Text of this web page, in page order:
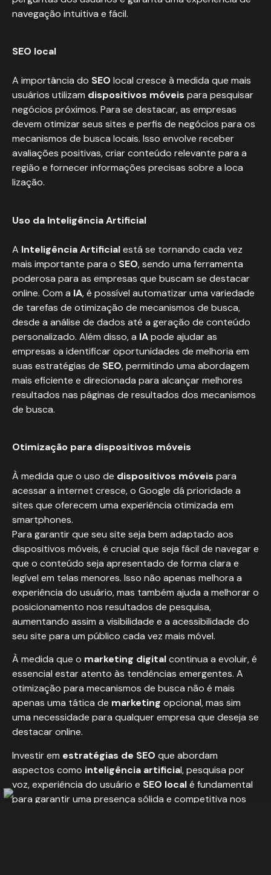
navegação intuitiva e fácil.
SEO local
A importância do SEO local cresce à medida que mais
usuários utilizam dispositivos móveis para pesquisar
negócios próximos. Para se destacar, as empresas
devem otimizar seus sites e perfis de negócios para os
mecanismos de busca locais. Isso envolve receber
avaliações positivas, criar conteúdo relevante para a
região e fornecer informações precisas sobre a loca
lização.
Uso da Inteligência Artificial
A Inteligência Artificialestá se tornando cada vez
mais importante para o SEO, sendo uma ferramenta
poderosa para as empresas que buscam se destacar
online. Com a IA, é possível automatizar uma variedade
de tarefas de otimização de mecanismos de busca,
desde a análise de dados até a geração de conteúdo
personalizado. Além disso, a IApode ajudar as
empresas a identificar oportunidades de melhoria em
suas estratégias de SEO, permitindo uma abordagem
mais eficiente e direcionada para alcançar melhores
resultados nas páginas de resultados dos mecanismos
de busca.
Otimização para dispositivos móveis
À medida que o uso de dispositivos móveis para
acessar a internet cresce, o Google dá prioridade a
sites que oferecem uma experiência otimizada em
smartphones.
Para garantir que seu site seja bem adaptado aos
dispositivos móveis, é crucial que seja fácil de navegar e
que o conteúdo seja apresentado de forma clara e
legível em telas menores. Isso não apenas melhora a
experiência do usuário, mas também ajuda a melhorar o
posicionamento nos resultados de pesquisa,
aumentando assim a visibilidade e a acessibilidade do
seu site para um público cada vez mais móvel.
À medida que o marketing digitalcontinua a evoluir, é
essencial estar atento às tendências emergentes. A
otimização para mecanismos de busca não é mais
apenas uma tática de marketing opcional, mas sim
uma necessidade para qualquer empresa que deseja se
destacar online.
Investir em estratégias de SEO que abordam
aspectos como inteligência artificial, pesquisa por
voz, experiência do usuário e SEO localé fundamental
para garantir uma presença sólida e competitiva nos